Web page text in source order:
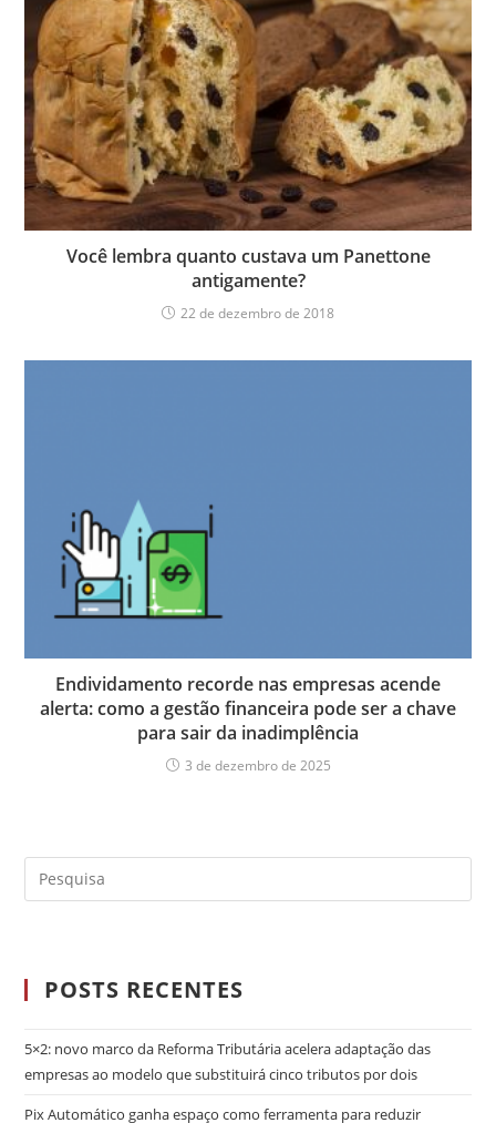
Você lembra quanto custava um Panettone
antigamente?
22 de dezembro de 2018
Endividamento recorde nas empresas acende
alerta: como a gestão financeira pode ser a chave
para sair da inadimplência
3 de dezembro de 2025
POSTS RECENTES
5×2: novo marco da Reforma Tributária acelera adaptação das
empresas ao modelo que substituirá cinco tributos por dois
Pix Automático ganha espaço como ferramenta para reduzir